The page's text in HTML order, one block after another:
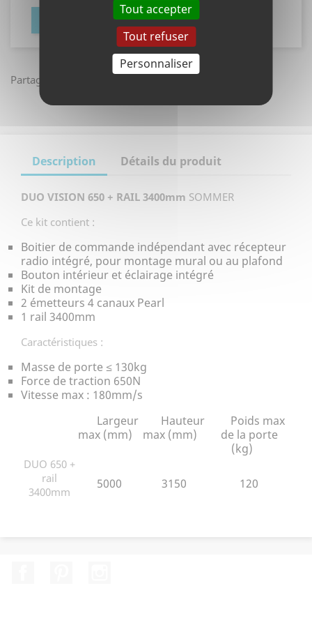
NOTIFY ME WHEN AVAILABLE
Partager
Description Détails du produit
DUO VISION 650 + RAIL 3400mm SOMMER
Ce kit contient :
Boitier de commande indépendant avec récepteur
radio intégré, pour montage mural ou au plafond
Bouton intérieur et éclairage intégré
Kit de montage
2 émetteurs 4 canaux Pearl
1 rail 3400mm
Caractéristiques :
Masse de porte ≤ 130kg
Force de traction 650N
Vitesse max : 180mm/s
Largeur
max (mm)
Hauteur
max (mm)
Poids max
de la porte
(kg)
DUO 650 +
rail
3400mm
5000 3150 120
Tout accepter
Tout refuser
Personnaliser